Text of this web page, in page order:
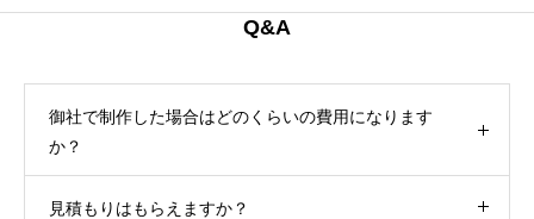
Q&A
御社で制作した場合はどのくらいの費用になります
か？
見積もりはもらえますか？